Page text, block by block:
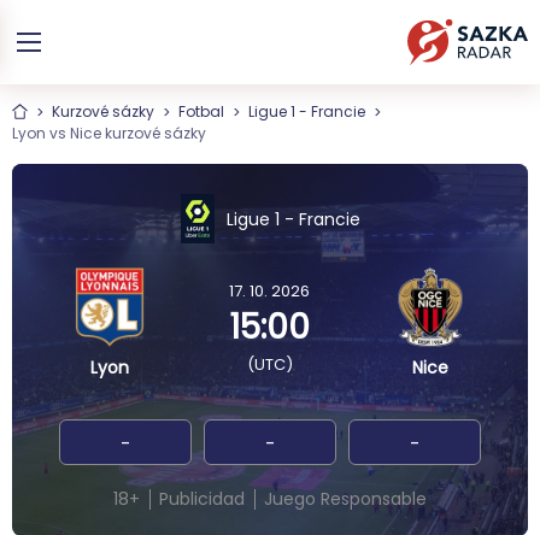
Kurzové sázky Fotbal
Ligue 1 - Francie
Lyon vs Nice kurzové sázky
Ligue 1 - Francie
Lyon
17. 10. 2026
15:00
(UTC) Nice
- - -
18+ Publicidad Juego Responsable